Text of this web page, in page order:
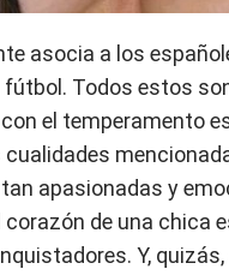
asocia a los
Todos estos
el temperamento
apasionadas y
de una chica
Y,